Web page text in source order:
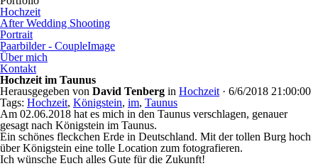
Hochzeit
After Wedding Shooting
Portrait
Paarbilder - CoupleImage
Über mich
Kontakt
Hochzeit im Taunus
Herausgegeben von David Tenberg in Hochzeit · 6/6/2018 21:00:00
Tags: Hochzeit, Königstein, im, Taunus
Am 02.06.2018 hat es mich in den Taunus verschlagen, genauer
gesagt nach Königstein im Taunus.
Ein schönes fleckchen Erde in Deutschland. Mit der tollen Burg hoch
über Königstein eine tolle Location zum fotografieren.
Ich wünsche Euch alles Gute für die Zukunft!